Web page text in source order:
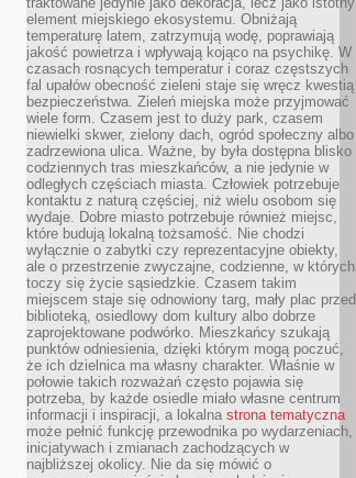
element miejskiego ekosystemu. Obniżają
temperaturę latem, zatrzymują wodę, poprawiają
jakość powietrza i wpływają kojąco na psychikę. W
czasach rosnących temperatur i coraz częstszych
fal upałów obecność zieleni staje się wręcz kwestią
bezpieczeństwa. Zieleń miejska może przyjmować
wiele form. Czasem jest to duży park, czasem
niewielki skwer, zielony dach, ogród społeczny albo
zadrzewiona ulica. Ważne, by była dostępna blisko
codziennych tras mieszkańców, a nie jedynie w
odległych częściach miasta. Człowiek potrzebuje
kontaktu z naturą częściej, niż wielu osobom się
wydaje. Dobre miasto potrzebuje również miejsc,
które budują lokalną tożsamość. Nie chodzi
wyłącznie o zabytki czy reprezentacyjne obiekty,
ale o przestrzenie zwyczajne, codzienne, w których
toczy się życie sąsiedzkie. Czasem takim
miejscem staje się odnowiony targ, mały plac przed
biblioteką, osiedlowy dom kultury albo dobrze
zaprojektowane podwórko. Mieszkańcy szukają
punktów odniesienia, dzięki którym mogą poczuć,
że ich dzielnica ma własny charakter. Właśnie w
połowie takich rozważań często pojawia się
potrzeba, by każde osiedle miało własne centrum
informacji i inspiracji, a lokalna strona tematyczna
może pełnić funkcję przewodnika po wydarzeniach,
inicjatywach i zmianach zachodzących w
najbliższej okolicy. Nie da się mówić o